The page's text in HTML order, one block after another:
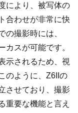
により、被写体の
合わせが非常に快
の撮影時には、
カスが可能です。
示されるため、視
のように、Z6IIの
させており、撮影
重要な機能と言え